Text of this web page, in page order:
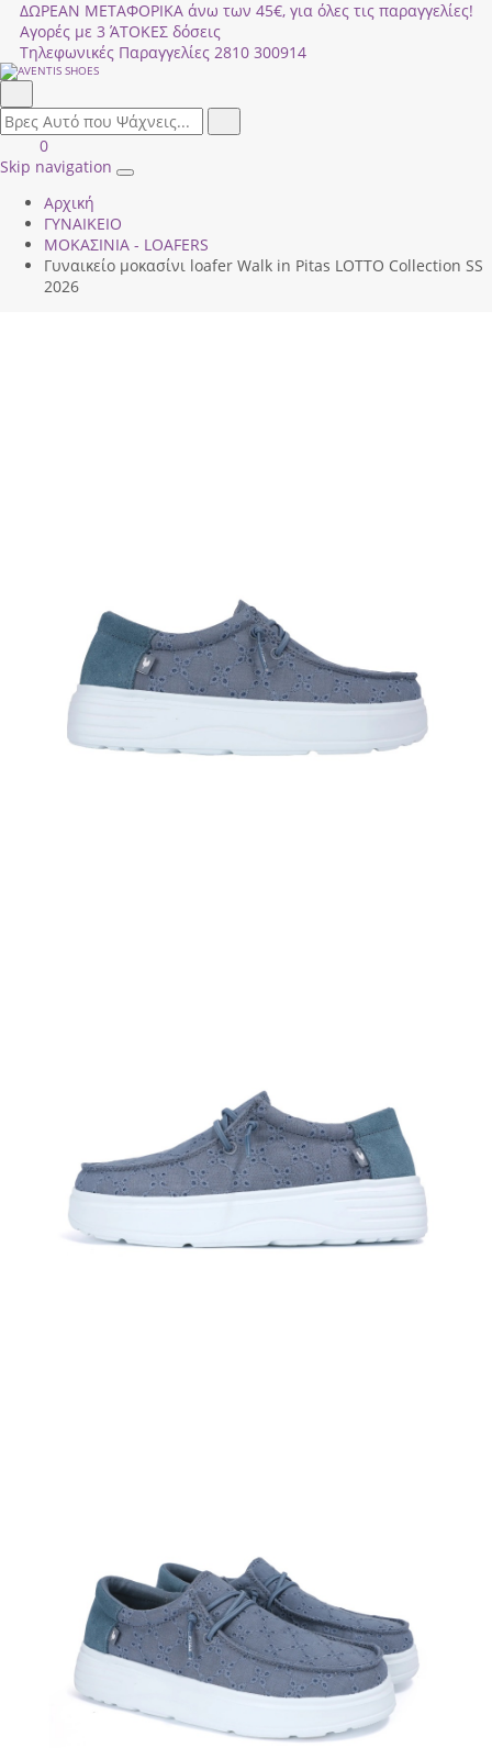
ΔΩΡΕΑΝ ΜΕΤΑΦΟΡΙΚΑ άνω των 45€, για όλες τις παραγγελίες!
Αγορές με 3 ΆΤΟΚΕΣ δόσεις
Τηλεφωνικές Παραγγελίες 2810 300914
field.search
Είσοδος
|
ΚΑΛΑΘΙ
ΑΓΟΡΩΝ
0
Skip navigation
Toggle
Αρχική
ΓΥΝΑΙΚΕΙΟ
ΜΟΚΑΣΙΝΙΑ - LOAFERS
Γυναικείο μοκασίνι loafer Walk in Pitas LΟΤΤΟ Collection SS
2026